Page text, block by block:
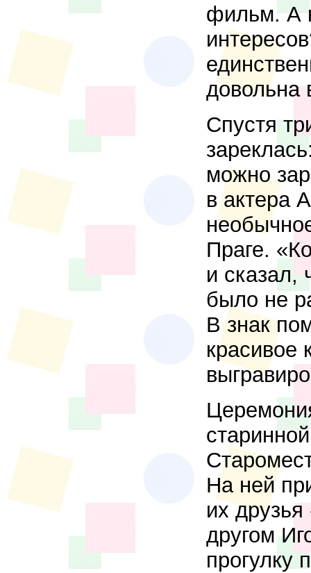
фильм. А
Спустя
можно
в актера
Праге.
и сказал,
было не
В знак
красивое
На ней
их
другом
прогулку